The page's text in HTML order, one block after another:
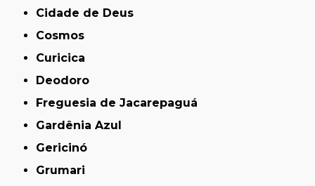
Cidade de Deus
Cosmos
Curicica
Deodoro
Freguesia de Jacarepaguá
Gardênia Azul
Gericinó
Grumari